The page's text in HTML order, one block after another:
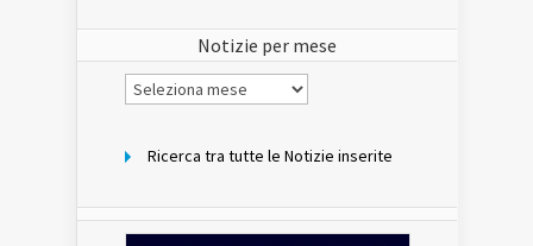
Notizie per mese
Notizie
per
Ricerca tra tutte le Notizie inserite